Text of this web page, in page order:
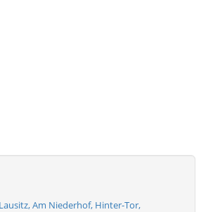
Am Niederhof, Hinter-Tor,